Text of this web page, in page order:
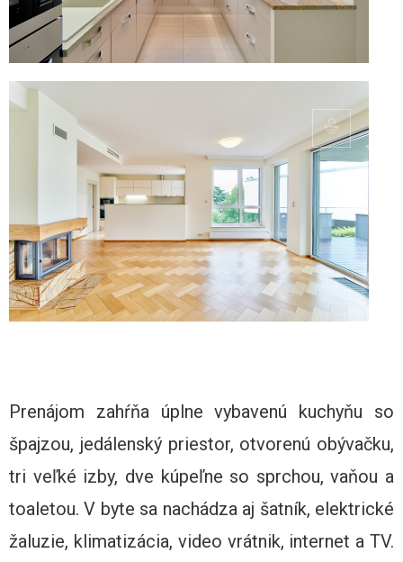
Prenájom zahŕňa úplne vybavenú kuchyňu so
špajzou, jedálenský priestor, otvorenú obývačku,
tri veľké izby, dve kúpeľne so sprchou, vaňou a
toaletou. V byte sa nachádza aj šatník, elektrické
žaluzie, klimatizácia, video vrátnik, internet a TV.